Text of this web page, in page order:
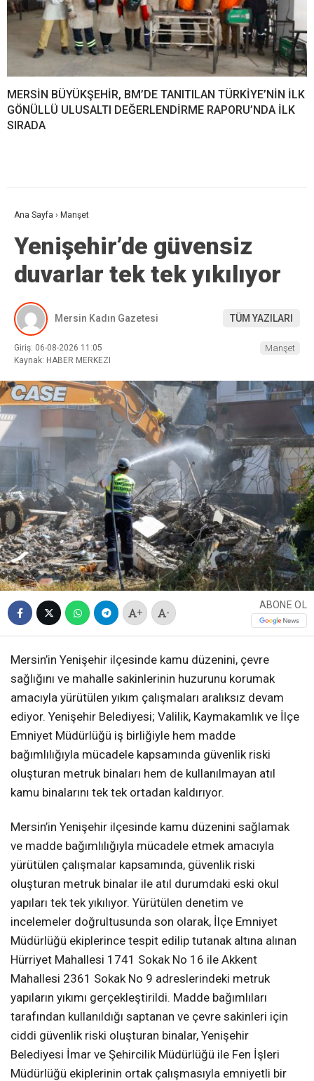
MERSİN BÜYÜKŞEHİR, BM’DE TANITILAN TÜRKİYE’NİN İLK
GÖNÜLLÜ ULUSALTI DEĞERLENDİRME RAPORU’NDA İLK
SIRADA
Ana Sayfa › Manşet
Yenişehir’de güvensiz
duvarlar tek tek yıkılıyor
Mersin Kadın Gazetesi TÜM YAZILARI
Giriş: 06-08-2026 11:05
Kaynak: HABER MERKEZI
Manşet
+ -
ABONE OL
Mersin’in Yenişehir ilçesinde kamu düzenini, çevre
sağlığını ve mahalle sakinlerinin huzurunu korumak
amacıyla yürütülen yıkım çalışmaları aralıksız devam
ediyor. Yenişehir Belediyesi; Valilik, Kaymakamlık ve İlçe
Emniyet Müdürlüğü iş birliğiyle hem madde
bağımlılığıyla mücadele kapsamında güvenlik riski
oluşturan metruk binaları hem de kullanılmayan atıl
kamu binalarını tek tek ortadan kaldırıyor.
Mersin’in Yenişehir ilçesinde kamu düzenini sağlamak
ve madde bağımlılığıyla mücadele etmek amacıyla
yürütülen çalışmalar kapsamında, güvenlik riski
oluşturan metruk binalar ile atıl durumdaki eski okul
yapıları tek tek yıkılıyor. Yürütülen denetim ve
incelemeler doğrultusunda son olarak, İlçe Emniyet
Müdürlüğü ekiplerince tespit edilip tutanak altına alınan
Hürriyet Mahallesi 1741 Sokak No 16 ile Akkent
Mahallesi 2361 Sokak No 9 adreslerindeki metruk
yapıların yıkımı gerçekleştirildi. Madde bağımlıları
tarafından kullanıldığı saptanan ve çevre sakinleri için
ciddi güvenlik riski oluşturan binalar, Yenişehir
Belediyesi İmar ve Şehircilik Müdürlüğü ile Fen İşleri
Müdürlüğü ekiplerinin ortak çalışmasıyla emniyetli bir